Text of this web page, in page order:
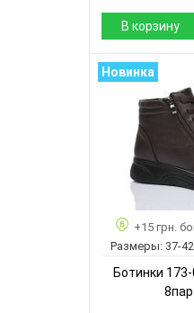
В корзину
Сезон:
Материал
Материал
внутри:
Подошва :
Страна
производитель:
Бренд:
Артикул:
Размер:
Кол-во пар:
Новинка
+15 грн.
Размеры: 37-42
Ботинки
8пар